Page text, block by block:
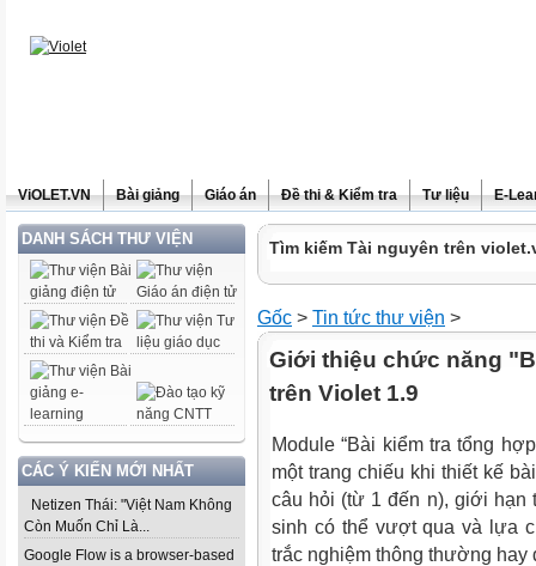
ViOLET.VN Bài giảng Giáo án Đề thi & Kiểm tra Tư liệu E-
DANH SÁCH THƯ VIỆN
CÁC Ý KIẾN MỚI NHẤT
Netizen Thái: "Việt Nam Không
Còn Muốn Chỉ Là...
Google Flow is a browser-based
Tìm kiếm Tài nguyên trên
Gốc > Tin tức thư viện >
Giới thiệu chức năng
trên Violet 1.9
Module “Bài kiểm tra tổng
một trang chiếu khi thiết kế
câu hỏi (từ 1 đến n), giới hạn
sinh có thể vượt qua và lựa
trắc nghiệm thông thường